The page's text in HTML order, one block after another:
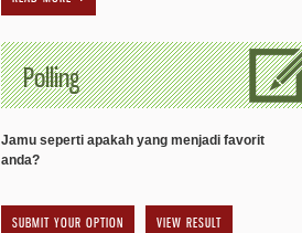
Polling
Jamu seperti apakah yang menjadi favorit
anda?
VIEW RESULT